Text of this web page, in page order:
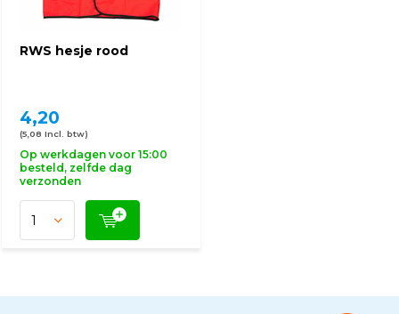
RWS hesje rood
4,20
(5,08 Incl. btw)
Op werkdagen voor 15:00
besteld, zelfde dag
verzonden